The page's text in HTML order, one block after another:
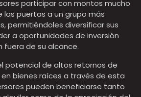
participar con montos mucho
las puertas a un grupo más
permitiéndoles diversificar sus
a oportunidades de inversión
de su alcance.
potencial de altos retornos de
en bienes raíces a través de esta
pueden beneficiarse tanto